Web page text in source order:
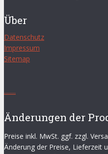
Über
Datenschutz
Impressum
Sitemap
........
Änderungen der
Preise inkl. MwSt. ggf. zzgl.
Änderung der Preise, Lieferzeit